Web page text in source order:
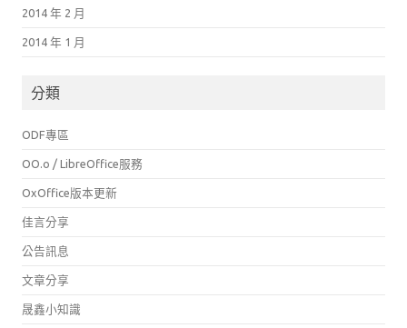
2014 年 2 月
2014 年 1 月
分類
ODF專區
OO.o / LibreOffice服務
OxOffice版本更新
佳言分享
公告訊息
文章分享
晟鑫小知識